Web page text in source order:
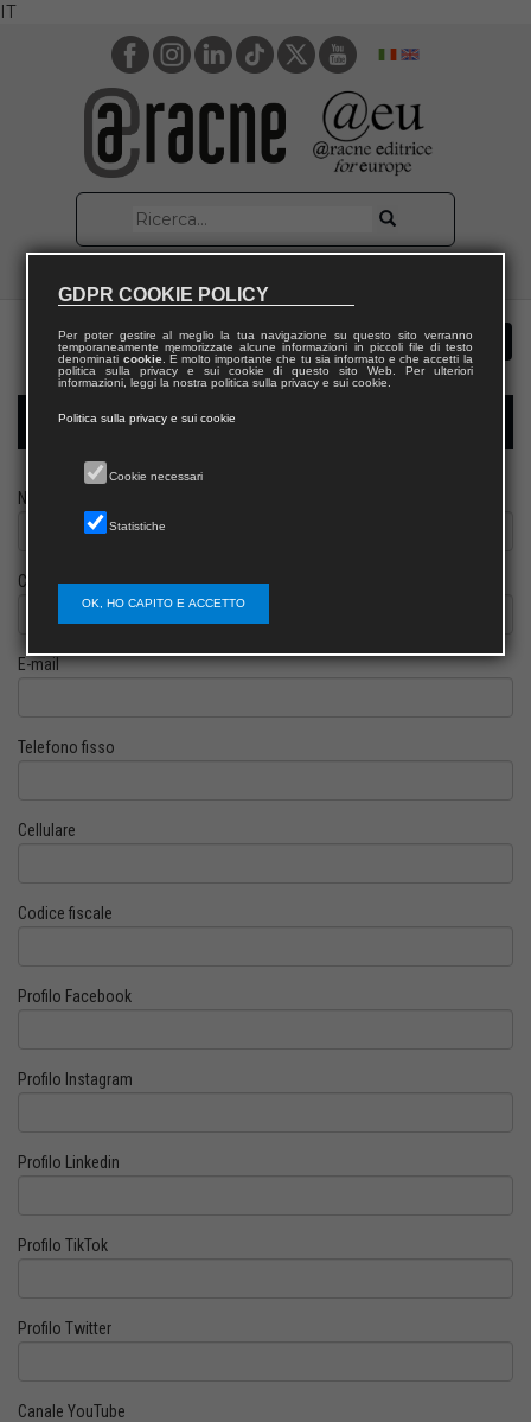
IT
Modulo richiesta saggio docente
Nome
Cognome
E-mail
Telefono fisso
Cellulare
Codice fiscale
Profilo Facebook
Profilo Instagram
Profilo Linkedin
Profilo TikTok
Profilo Twitter
Canale YouTube
GDPR COOKIE POLICY
Per poter gestire al meglio la tua navigazione su questo sito verranno
temporaneamente memorizzate alcune informazioni in piccoli file di testo
denominati cookie. È molto importante che tu sia informato e che accetti la
politica sulla privacy e sui cookie di questo sito Web. Per ulteriori
informazioni, leggi la nostra politica sulla privacy e sui cookie.
Politica sulla privacy e sui cookie
Cookie necessari
Statistiche
OK, HO CAPITO E ACCETTO